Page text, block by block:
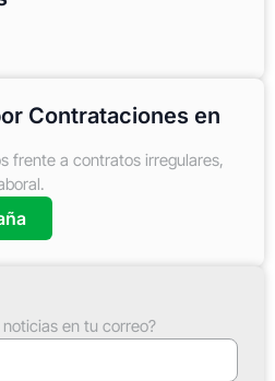
Contrataciones en
frente a contratos irregulares,
en tu correo?